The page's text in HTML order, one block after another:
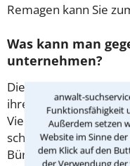
anwalt-
Funktionsfähigkeit
Außerdem setzen
Website im Sinne
dem Klick auf den
Remagen kann Sie
Was kann man
unternehmen?
Die einzelnen
ihrer Polizeibehörden
Viele Maßnahmen
schon erledigt.
Bürger dagegen